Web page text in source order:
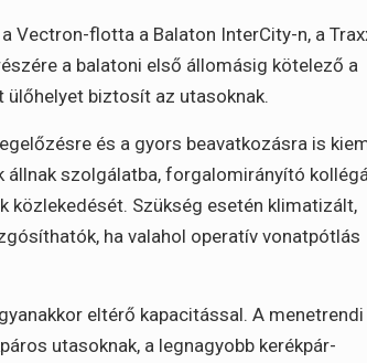
Vectron-flotta a Balaton InterCity-n, a
a balatoni első állomásig kötelező a
biztosít az utasoknak.
és a gyors beavatkozásra is
szolgálatba, forgalomirányító
Szükség esetén klimatizált,
ha valahol operatív vonatpótlás
eltérő kapacitással. A menetrendi
utasoknak, a legnagyobb kerékpár-